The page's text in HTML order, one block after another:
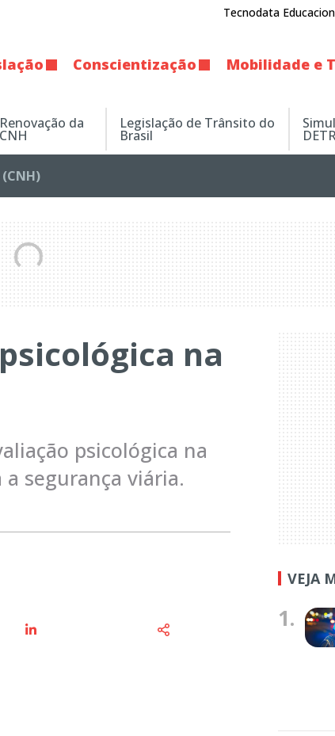
Tecnodata
Conscientização Mobilidade e
Renovação da
CNH
Legislação de Trânsito do
Brasil
na
psicológica na
segurança viária.
VEJA
1.